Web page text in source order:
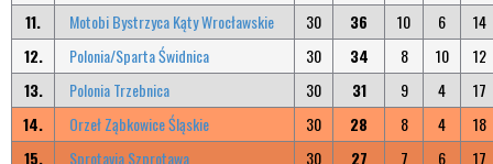
11.
Motobi Bystrzyca Kąty Wrocławskie 30 36 10 6
14
12.
Polonia/Sparta Świdnica 30 34 8 10
12
13.
Polonia Trzebnica 30 31 9 4
17
14.
Orzeł Ząbkowice Śląskie 30 28 8 4
18
15.
Sprotavia Szprotawa 30 27 7 6
17